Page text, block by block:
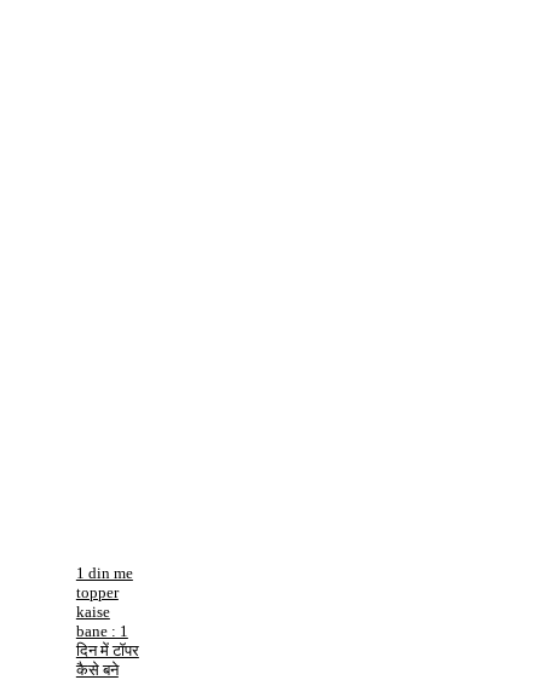
1 din me
topper
kaise
bane : 1
दिन में टॉपर
कैसे बने